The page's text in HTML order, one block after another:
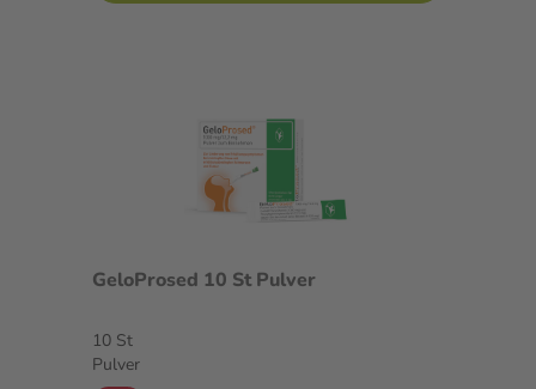
GeloProsed 10 St Pulver
10 St
Pulver